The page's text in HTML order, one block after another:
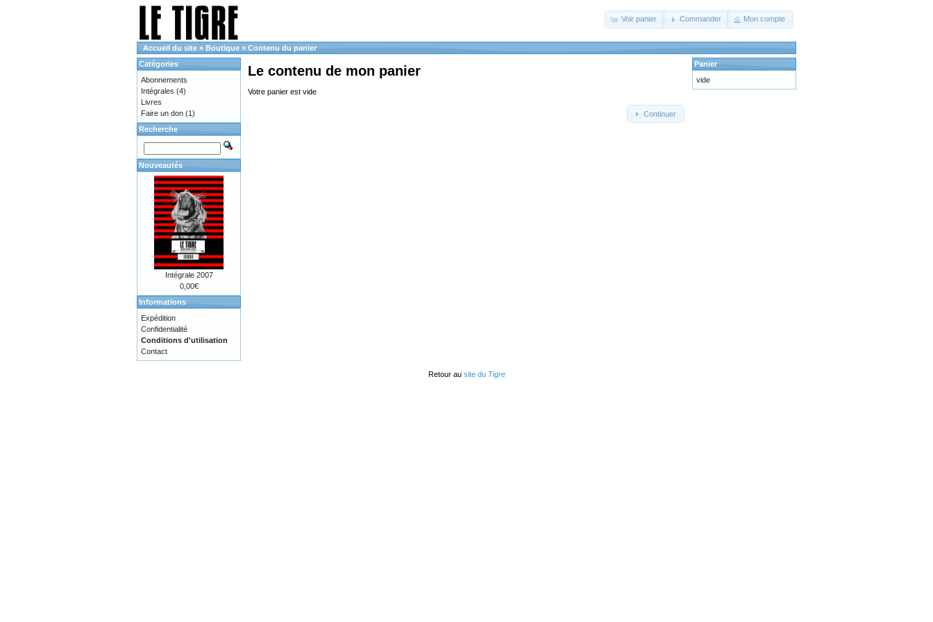
Voir panier Commander Mon compte
Accueil du site » Boutique » Contenu du panier
Le contenu de mon panier
Votre panier est vide
Continuer
Catégories
Abonnements
Intégrales (4)
Livres
Faire un don (1)
Recherche
Nouveautés
Intégrale 2007
0,00€
Informations
Expédition
Confidentialité
Conditions d'utilisation
Contact
Panier
vide
Retour au site du Tigre